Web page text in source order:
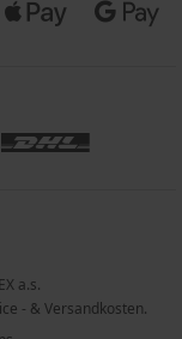
a.s.
- & Versandkosten.